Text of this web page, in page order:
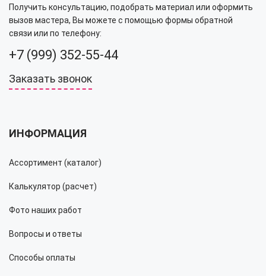
Получить консультацию, подобрать материал или оформить
вызов мастера, Вы можете с помощью формы обратной
связи или по телефону:
+7 (999) 352-55-44
Заказать звонок
ИНФОРМАЦИЯ
Ассортимент (каталог)
Калькулятор (расчет)
Фото наших работ
Вопросы и ответы
Способы оплаты